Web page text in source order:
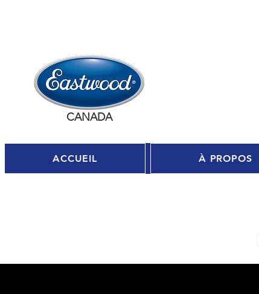
CANADA
ACCUEIL À PROPOS